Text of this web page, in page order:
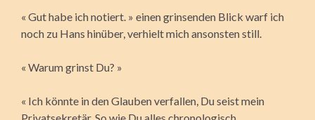
« Gut habe ich notiert. » einen grinsenden Blick warf ich
noch zu Hans hinüber, verhielt mich ansonsten still.
« Warum grinst Du? »
« Ich könnte in den Glauben verfallen, Du seist mein
Privatsekretär. So wie Du alles chronologisch